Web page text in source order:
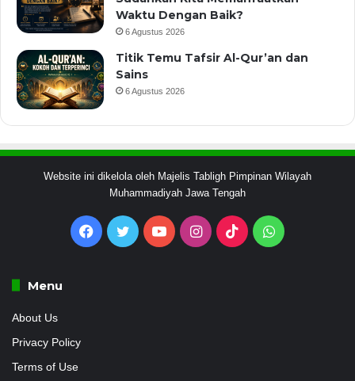
Waktu Dengan Baik?
6 Agustus 2026
Titik Temu Tafsir Al-Qur’an dan
Sains
6 Agustus 2026
Website ini dikelola oleh Majelis Tabligh Pimpinan Wilayah
Muhammadiyah Jawa Tengah
Facebook
Twitter YouTubeInstagram
TikTokWhatsApp
Menu
About Us
Privacy Policy
Terms of Use